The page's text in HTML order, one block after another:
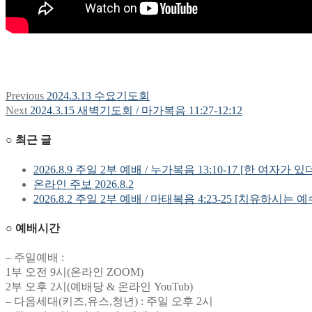
글
색
Previous Previous
post:
2024.3.13 수요기도회
Next Next
2024.3.15 새벽기도회 / 마가복음 11:27-12:12
○ 최근 글
2026.8.9 주일 2부 예배 / 누가복음 13:10-17 [한 여자가 있
온라인 주보 2026.8.2
2026.8.2 주일 2부 예배 / 마태복음 4:23-25 [치유하시는 예
○ 예배시간
– 주일예배 :
1부 오전 9시(온라인 ZOOM)
2부 오후 2시(예배당 & 온라인 YouTub)
– 다음세대(키즈,유스,청년) : 주일 오후 2시